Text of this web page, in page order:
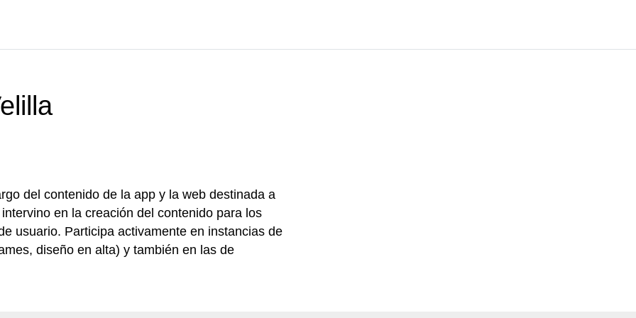
del contenido de la app y la web destinada a
en la creación del contenido para los
usuario. Participa activamente en instancias de
diseño en alta) y también en las de